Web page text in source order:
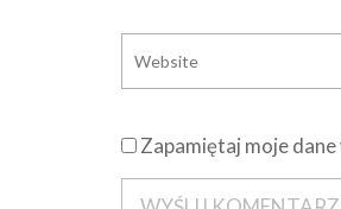
Zapamiętaj moje